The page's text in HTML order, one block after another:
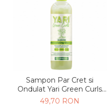
Sampon Par Cret si
Ondulat Yari Green Curls
355ml
49,70 RON